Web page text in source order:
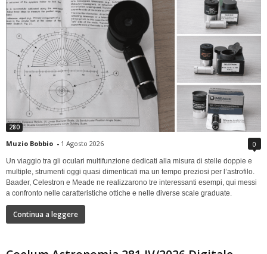
280
Muzio Bobbio - 1 Agosto 2026 0
Un viaggio tra gli oculari multifunzione dedicati alla misura di stelle doppie e
multiple, strumenti oggi quasi dimenticati ma un tempo preziosi per l’astrofilo.
Baader, Celestron e Meade ne realizzarono tre interessanti esempi, qui messi
a confronto nelle caratteristiche ottiche e nelle diverse scale graduate.
Continua a leggere